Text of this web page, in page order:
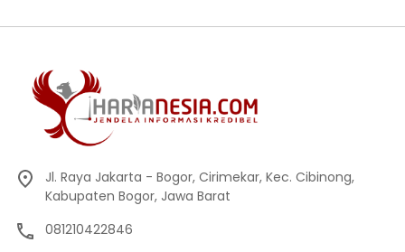
Jl. Raya Jakarta - Bogor, Cirimekar, Kec. Cibinong,
Kabupaten Bogor, Jawa Barat
081210422846